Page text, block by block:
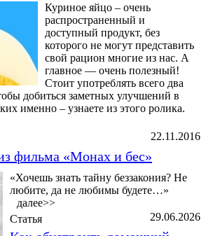
Куриное яйцо – очень
распространенный и
доступный продукт, без
которого не могут представить
свой рацион многие из нас. А
главное — очень полезный!
Стоит употреблять всего два
добиться заметных улучшений в
именно – узнаете из этого ролика.
22.11.2016
фильма «Монах и бес»
«Хочешь знать тайну беззакония? Не
любите, да не любимы будете…»
далее>>
29.06.2026
Статья